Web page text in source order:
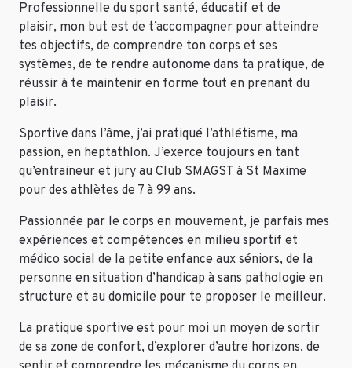
Professionnelle du sport santé, éducatif et de
plaisir, mon but est de t’accompagner pour atteindre
tes objectifs, de comprendre ton corps et ses
systèmes, de te rendre autonome dans ta pratique, de
réussir à te maintenir en forme tout en prenant du
plaisir.
Sportive dans l’âme, j’ai pratiqué l’athlétisme, ma
passion, en heptathlon. J’exerce toujours en tant
qu’entraineur et jury au Club SMAGST à St Maxime
pour des athlètes de 7 à 99 ans.
Passionnée par le corps en mouvement, je parfais mes
expériences et compétences en milieu sportif et
médico social de la petite enfance aux séniors, de la
personne en situation d’handicap à sans pathologie en
structure et au domicile pour te proposer le meilleur.
La pratique sportive est pour moi un moyen de sortir
de sa zone de confort, d’explorer d’autre horizons, de